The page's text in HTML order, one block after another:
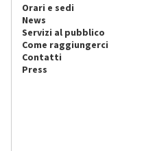
Orari e sedi
News
Servizi al pubblico
Come raggiungerci
Contatti
Press